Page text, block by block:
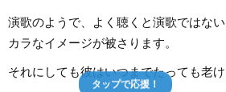
演歌のようで、よく聴くと演歌ではな
カラなイメージが被さります。
それにしても彼はいつまでたっても老け
タップで応援！